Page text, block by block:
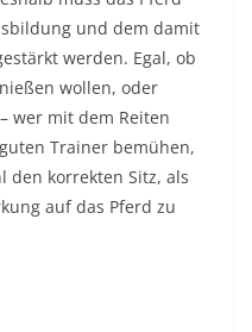
und dem damit
werden. Egal, ob
wollen, oder
wer mit dem Reiten
Trainer bemühen,
den korrekten Sitz, als
auf das Pferd zu